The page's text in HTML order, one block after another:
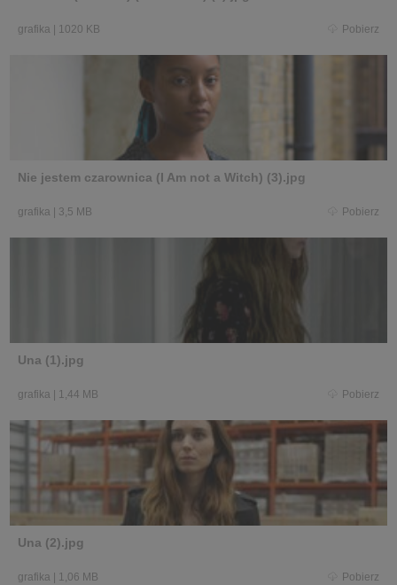
grafika 1020 KB Pobierz
Nie jestem czarownica (I Am not a Witch) (3).jpg
grafika 3,5 MB Pobierz
Una (1).jpg
grafika 1,44 MB Pobierz
Una (2).jpg
grafika 1,06 MB Pobierz